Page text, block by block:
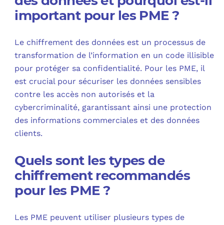
important pour les PME ?
Le chiffrement des données est un processus de
transformation de l’information en un code illisible
pour protéger sa confidentialité. Pour les PME, il
est crucial pour sécuriser les données sensibles
contre les accès non autorisés et la
cybercriminalité, garantissant ainsi une protection
des informations commerciales et des données
clients.
Quels sont les types de
chiffrement recommandés
pour les PME ?
Les PME peuvent utiliser plusieurs types de